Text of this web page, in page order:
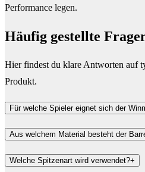
Performance legen.
Häufig gestellte
Hier findest du klare Antworten auf
Produkt.
Für welche Spieler eignet sich der
Aus welchem Material besteht der
Welche Spitzenart wird verwendet?+